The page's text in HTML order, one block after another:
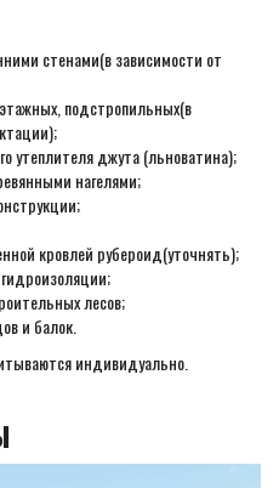
стенами(в зависимости от
подстропильных(в
утеплителя джута (льноватина);
нагелями;
кровлей рубероид(уточнять);
лесов;
и балок.
индивидуально.